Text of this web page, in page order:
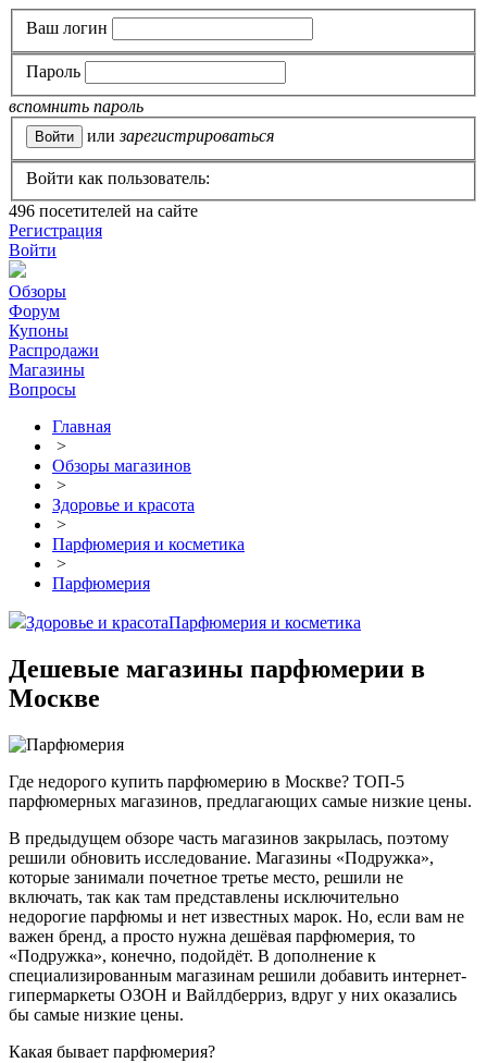
Ваш логин
Пароль
вспомнить пароль
или зарегистрироваться
Войти как пользователь:
496 посетителей на сайте
Регистрация
Войти
Обзоры
Форум
Купоны
Распродажи
Магазины
Вопросы
Главная
>
Обзоры магазинов
>
Здоровье и красота
>
Парфюмерия и косметика
>
Парфюмерия
Здоровье и красотаПарфюмерия и косметика
Дешевые магазины парфюмерии в
Москве
Где недорого купить парфюмерию в Москве? ТОП-5
парфюмерных магазинов, предлагающих самые низкие цены.
В предыдущем обзоре часть магазинов закрылась, поэтому
решили обновить исследование. Магазины «Подружка»,
которые занимали почетное третье место, решили не
включать, так как там представлены исключительно
недорогие парфюмы и нет известных марок. Но, если вам не
важен бренд, а просто нужна дешёвая парфюмерия, то
«Подружка», конечно, подойдёт. В дополнение к
специализированным магазинам решили добавить интернет-
гипермаркеты ОЗОН и Вайлдберриз, вдруг у них оказались
бы самые низкие цены.
Какая бывает парфюмерия?